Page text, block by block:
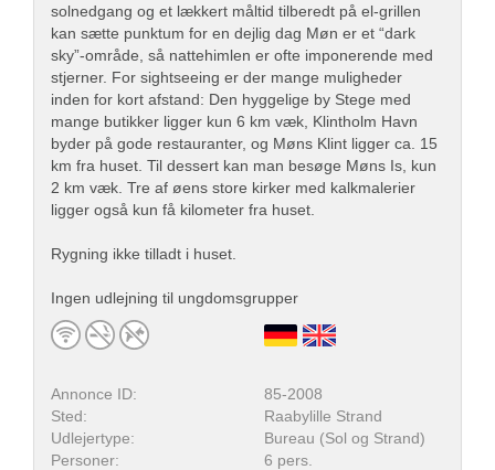
solnedgang og et lækkert måltid tilberedt på el-grillen
kan sætte punktum for en dejlig dag Møn er et “dark
sky”-område, så nattehimlen er ofte imponerende med
stjerner. For sightseeing er der mange muligheder
inden for kort afstand: Den hyggelige by Stege med
mange butikker ligger kun 6 km væk, Klintholm Havn
byder på gode restauranter, og Møns Klint ligger ca. 15
km fra huset. Til dessert kan man besøge Møns Is, kun
2 km væk. Tre af øens store kirker med kalkmalerier
ligger også kun få kilometer fra huset.
Rygning ikke tilladt i huset.
Ingen udlejning til ungdomsgrupper
Annonce ID:
85-2008
Sted:
Raabylille Strand
Udlejertype:
Bureau (Sol og Strand)
Personer:
6 pers.